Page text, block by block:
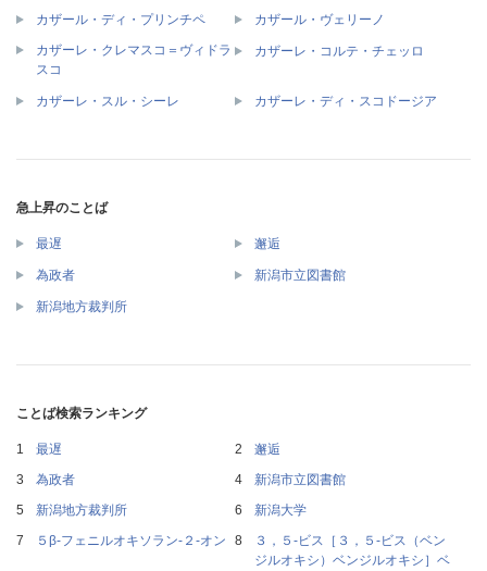
カザール・ディ・プリンチペ
カザール・ヴェリーノ
カザーレ・クレマスコ＝ヴィドラ
スコ
カザーレ・コルテ・チェッロ
カザーレ・スル・シーレ カザーレ・ディ・スコドージア
急上昇のことば
最遅 邂逅
為政者 新潟市立図書館
新潟地方裁判所
ことば検索ランキング
最遅
邂逅
為政者
新潟市立図書館
新潟地方裁判所
新潟大学
５β‐フェニルオキソラン‐２‐オン
３，５‐ビス［３，５‐ビス（ベン
ジルオキシ）ベンジルオキシ］ベ